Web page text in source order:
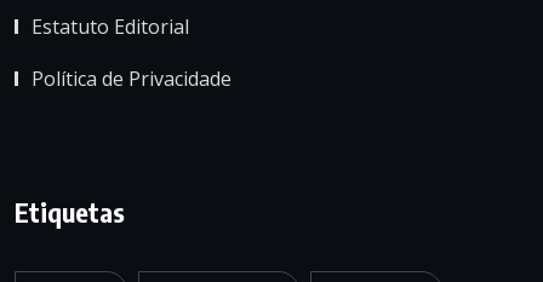
Estatuto Editorial
Política de Privacidade
Etiquetas